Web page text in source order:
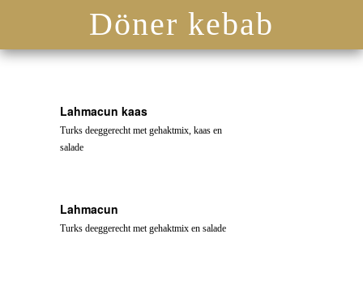
Döner kebab
Lahmacun kaas
Turks deeggerecht met gehaktmix, kaas en
salade
Lahmacun
Turks deeggerecht met gehaktmix en salade